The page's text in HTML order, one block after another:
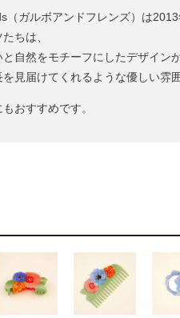
（ガルボアンドフレンズ）は
ちは、
自然をモチーフにしたデザイン
見届けてくれるような優しい雰
おすすめです。